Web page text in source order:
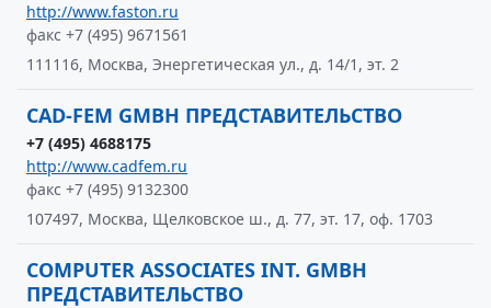
http://www.faston.ru
факс +7 (495) 9671561
111116, Москва, Энергетическая ул., д. 14/1, эт. 2
CAD-FEM GMBH ПРЕДСТАВИТЕЛЬСТВО
+7 (495) 4688175
http://www.cadfem.ru
факс +7 (495) 9132300
107497, Москва, Щелковское ш., д. 77, эт. 17, оф. 1703
COMPUTER ASSOCIATES INT. GMBH
ПРЕДСТАВИТЕЛЬСТВО